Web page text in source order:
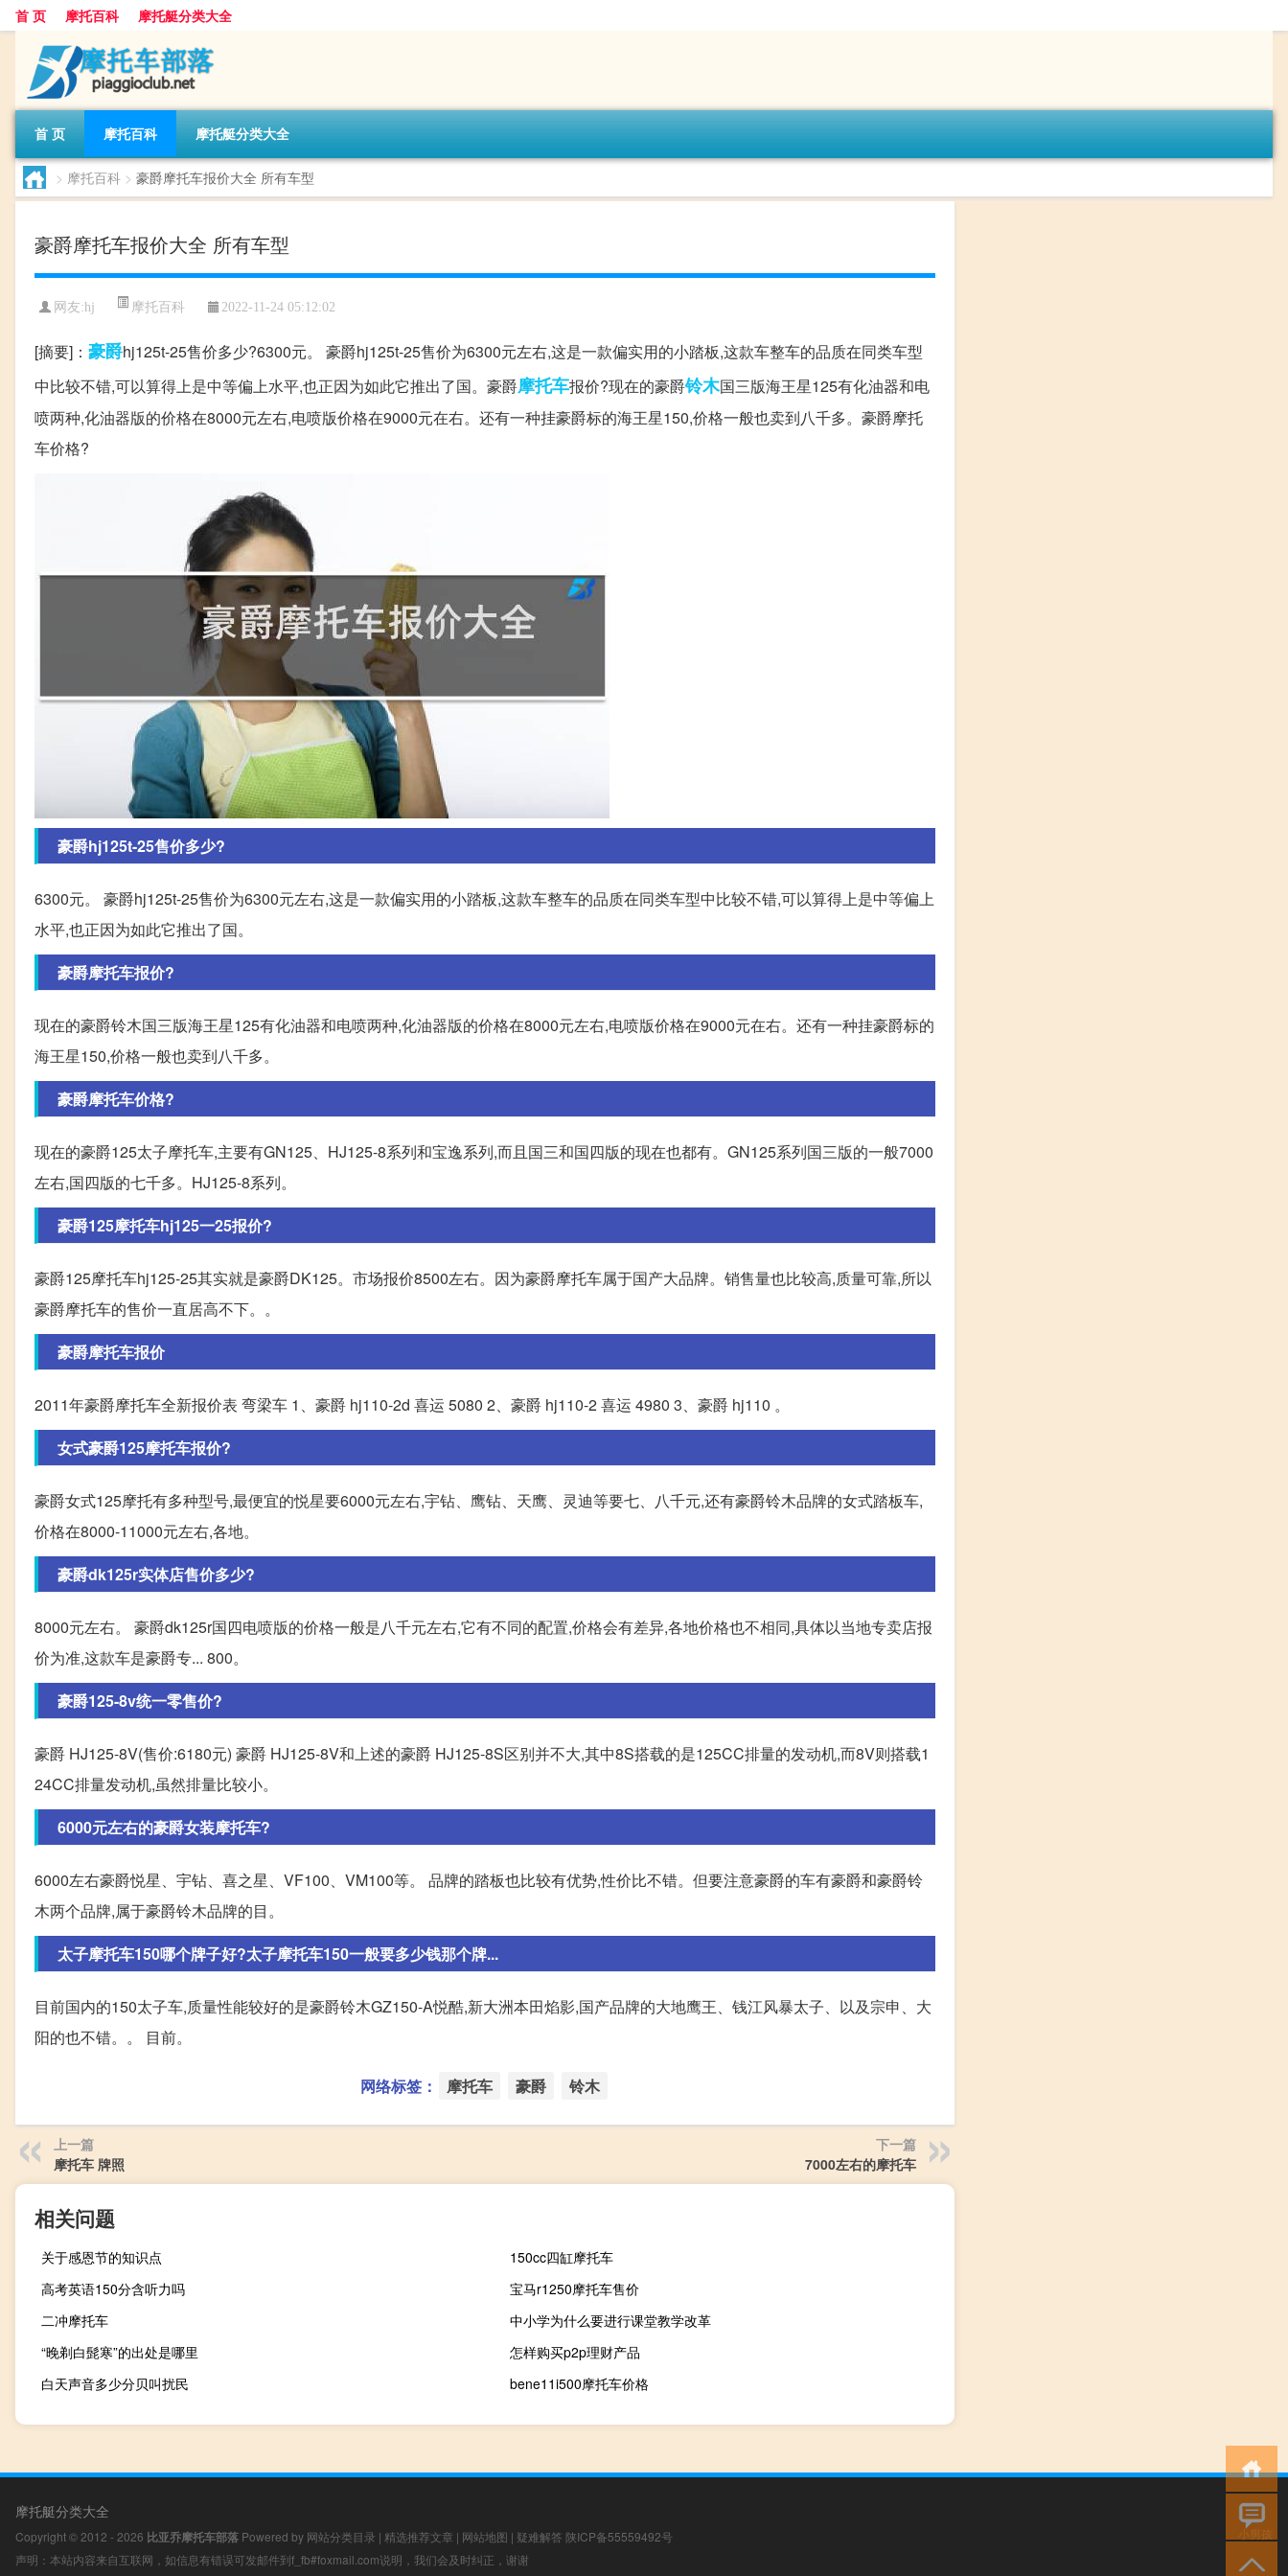
首 页 摩托百科 摩托艇分类大全
首 页 摩托百科 摩托艇分类大全
> 摩托百科 > 豪爵摩托车报价大全 所有车型
豪爵摩托车报价大全 所有车型
网友:hj 摩托百科 2022-11-24 05:12:02
[摘要]： 豪爵hj125t-25售价多少?6300元。 豪爵hj125t-25售价为6300元左右,这是一款偏实用的小踏板,这款车整车的品质在同类车型
中比较不错,可以算得上是中等偏上水平,也正因为如此它推出了国。豪爵摩托车报价?现在的豪爵铃木国三版海王星125有化油器和电
喷两种,化油器版的价格在8000元左右,电喷版价格在9000元在右。还有一种挂豪爵标的海王星150,价格一般也卖到八千多。豪爵摩托
车价格?
豪爵hj125t-25售价多少?
6300元。 豪爵hj125t-25售价为6300元左右,这是一款偏实用的小踏板,这款车整车的品质在同类车型中比较不错,可以算得上是中等偏上
水平,也正因为如此它推出了国。
豪爵摩托车报价?
现在的豪爵铃木国三版海王星125有化油器和电喷两种,化油器版的价格在8000元左右,电喷版价格在9000元在右。还有一种挂豪爵标的
海王星150,价格一般也卖到八千多。
豪爵摩托车价格?
现在的豪爵125太子摩托车,主要有GN125、HJ125-8系列和宝逸系列,而且国三和国四版的现在也都有。GN125系列国三版的一般7000
左右,国四版的七千多。HJ125-8系列。
豪爵125摩托车hj125一25报价?
豪爵125摩托车hj125-25其实就是豪爵DK125。市场报价8500左右。因为豪爵摩托车属于国产大品牌。销售量也比较高,质量可靠,所以
豪爵摩托车的售价一直居高不下。。
豪爵摩托车报价
2011年豪爵摩托车全新报价表 弯梁车 1、豪爵 hj110-2d 喜运 5080 2、豪爵 hj110-2 喜运 4980 3、豪爵 hj110 。
女式豪爵125摩托车报价?
豪爵女式125摩托有多种型号,最便宜的悦星要6000元左右,宇钻、鹰钻、天鹰、灵迪等要七、八千元,还有豪爵铃木品牌的女式踏板车,
价格在8000-11000元左右,各地。
豪爵dk125r实体店售价多少?
8000元左右。 豪爵dk125r国四电喷版的价格一般是八千元左右,它有不同的配置,价格会有差异,各地价格也不相同,具体以当地专卖店报
价为准,这款车是豪爵专... 800。
豪爵125-8v统一零售价?
豪爵 HJ125-8V(售价:6180元) 豪爵 HJ125-8V和上述的豪爵 HJ125-8S区别并不大,其中8S搭载的是125CC排量的发动机,而8V则搭载1
24CC排量发动机,虽然排量比较小。
6000元左右的豪爵女装摩托车?
6000左右豪爵悦星、宇钻、喜之星、VF100、VM100等。 品牌的踏板也比较有优势,性价比不错。但要注意豪爵的车有豪爵和豪爵铃
木两个品牌,属于豪爵铃木品牌的目。
太子摩托车150哪个牌子好?太子摩托车150一般要多少钱那个牌...
目前国内的150太子车,质量性能较好的是豪爵铃木GZ150-A悦酷,新大洲本田焰影,国产品牌的大地鹰王、钱江风暴太子、以及宗申、大
阳的也不错。。 目前。
网络标签： 摩托车 豪爵 铃木
上一篇
摩托车 牌照
下一篇
7000左右的摩托车
相关问题
关于感恩节的知识点
150cc四缸摩托车
高考英语150分含听力吗
宝马r1250摩托车售价
二冲摩托车
中小学为什么要进行课堂教学改革
“晚剃白髭寒”的出处是哪里
怎样购买p2p理财产品
白天声音多少分贝叫扰民
bene11i500摩托车价格
摩托艇分类大全
Copyright © 2012 - 2026 比亚乔摩托车部落 Powered by 网站分类目录 | 精选推荐文章 | 网站地图 | 疑难解答 陕ICP备55559492号
声明：本站内容来自互联网，如信息有错误可发邮件到f_fb#foxmail.com说明，我们会及时纠正，谢谢
小男孩